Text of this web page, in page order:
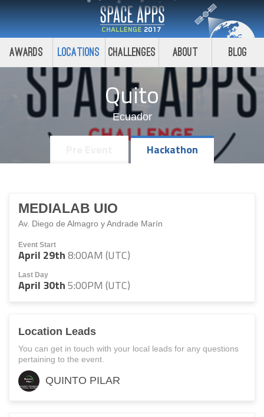
Awards Locations Challenges About Blog
Quito
Ecuador
Hackathon
MEDIALAB UIO
Av. Diego de Almagro y Andrade Marín
Event Start
April 29th8:00AM (UTC)
Last Day
April 30th5:00PM (UTC)
Location Leads
You can get in touch with your local leads for any questions
pertaining to the event.
QUINTO PILAR